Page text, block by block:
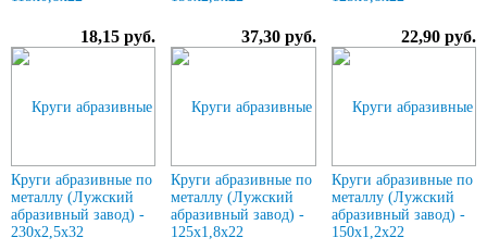
18,15 руб. 37,30 руб. 22,90 руб.
Круги абразивные по
металлу (Лужский
абразивный завод) -
230х2,5х32
Круги абразивные по
металлу (Лужский
абразивный завод) -
125х1,8х22
Круги абразивные по
металлу (Лужский
абразивный завод) -
150х1,2х22